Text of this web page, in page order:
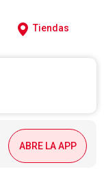
Tiendas
ABRE LA APP